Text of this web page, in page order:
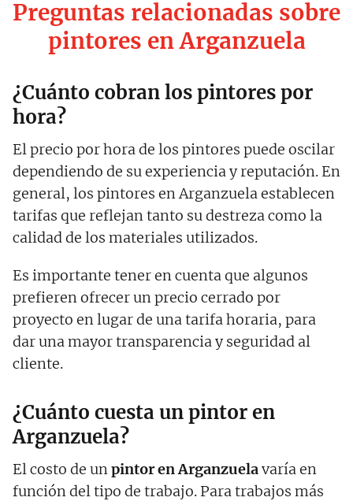
Preguntas relacionadas sobre
pintores en Arganzuela
¿Cuánto cobran los pintores por
hora?
El precio por hora de los pintores puede oscilar
dependiendo de su experiencia y reputación. En
general, los pintores en Arganzuela establecen
tarifas que reflejan tanto su destreza como la
calidad de los materiales utilizados.
Es importante tener en cuenta que algunos
prefieren ofrecer un precio cerrado por
proyecto en lugar de una tarifa horaria, para
dar una mayor transparencia y seguridad al
cliente.
¿Cuánto cuesta un pintor en
Arganzuela?
El costo de unpintor en Arganzuelavaría en
función del tipo de trabajo. Para trabajos más